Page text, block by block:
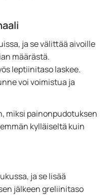
ja se välittää aivoille
määrästä.
leptiinitaso laskee.
voi voimistua ja
miksi painonpudotuksen
kylläiseltä kuin
ja se lisää
jälkeen greliinitaso